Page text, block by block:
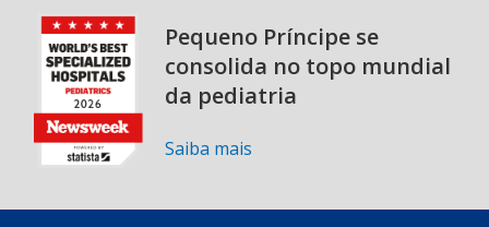
Pequeno Príncipe se
consolida no topo mundial
da pediatria
Saiba mais